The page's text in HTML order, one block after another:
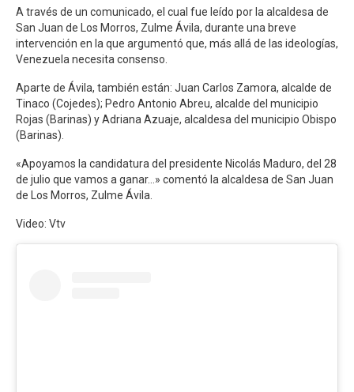
A través de un comunicado, el cual fue leído por la alcaldesa de
San Juan de Los Morros, Zulme Ávila, durante una breve
intervención en la que argumentó que, más allá de las ideologías,
Venezuela necesita consenso.
Aparte de Ávila, también están: Juan Carlos Zamora, alcalde de
Tinaco (Cojedes); Pedro Antonio Abreu, alcalde del municipio
Rojas (Barinas) y Adriana Azuaje, alcaldesa del municipio Obispo
(Barinas).
«Apoyamos la candidatura del presidente Nicolás Maduro, del 28
de julio que vamos a ganar…» comentó la alcaldesa de San Juan
de Los Morros, Zulme Ávila.
Video: Vtv